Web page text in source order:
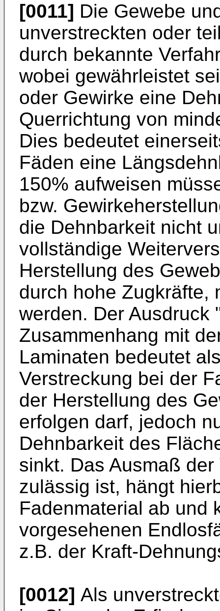
[0011] Die Gewebe
unverstreckten oder
durch bekannte
wobei gewährleistet
oder Gewirke eine
Querrichtung von
Dies bedeutet
Fäden eine
150% aufweisen
bzw.
die Dehnbarkeit nicht
vollständige
Herstellung des
durch hohe Zugkräfte,
werden. Der Ausdruck
Zusammenhang mit
Laminaten bedeutet
Verstreckung bei der
der Herstellung des
erfolgen darf, jedoch
Dehnbarkeit des
sinkt. Das Ausmaß
zulässig ist, hängt
Fadenmaterial ab und
vorgesehenen
z.B. der Kraft-
[0012] Als